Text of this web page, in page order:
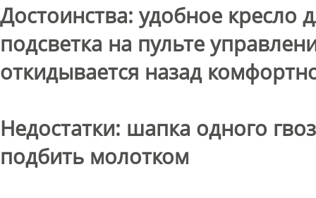
Достоинства: удобное кресло
подсветка на пульте
откидывается назад
Недостатки: шапка одного
подбить молотком